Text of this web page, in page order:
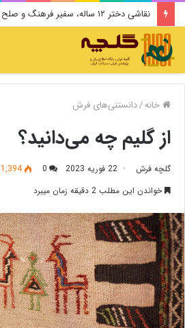
نقاشی دختر ۱۲ ساله، سفیر فرهنگ و صلح ایرانی در یونسکو می‌شود
خانه/دانستنی‌های فرش
از گلیم چه می‌دانید؟
گلچه فرش 22 فوریه 2023 0
1,394
خواندن این مطلب 2 دقیقه زمان میبرد